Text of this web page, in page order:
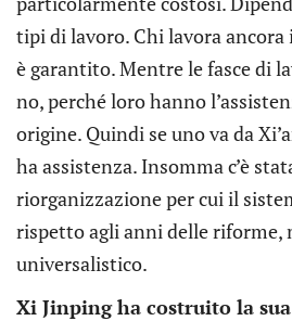
tipi di lavoro. Chi lavora
è garantito. Mentre le fasce di
no, perché loro hanno
origine. Quindi se uno va da
ha assistenza. Insomma c’è
riorganizzazione per cui il
rispetto agli anni delle riforme,
universalistico.
Xi Jinping ha costruito la